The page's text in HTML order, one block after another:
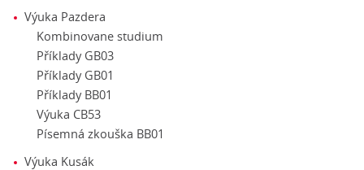
Výuka Pazdera
Kombinovane studium
Příklady GB03
Příklady GB01
Příklady BB01
Výuka CB53
Písemná zkouška BB01
Výuka Kusák